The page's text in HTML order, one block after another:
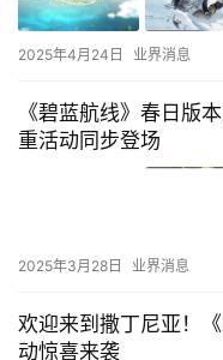
2025年4月24日 业界消息
《碧蓝航线》春日版
重活动同步登场
2025年3月28日 业界消息
欢迎来到撒丁尼亚！
动惊喜来袭